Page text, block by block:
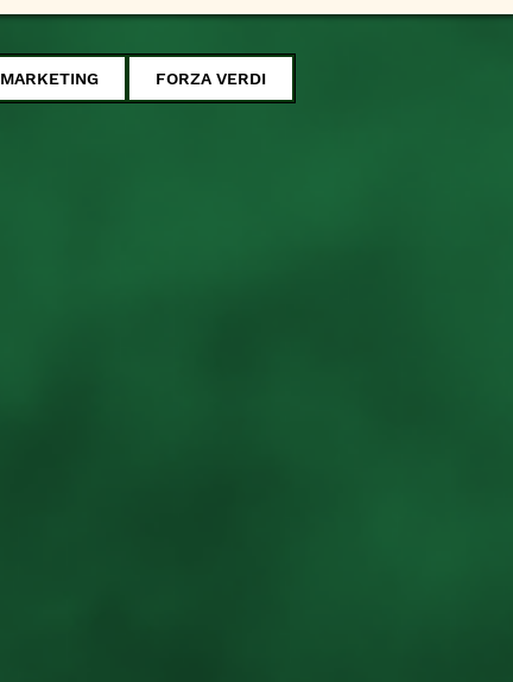
MARKETING FORZA VERDI